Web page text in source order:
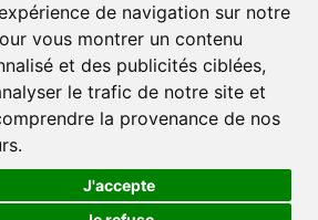
de navigation sur notre
vous montrer un contenu
et des publicités ciblées,
le trafic de notre site et
la provenance de nos
J'accepte
Newsletter